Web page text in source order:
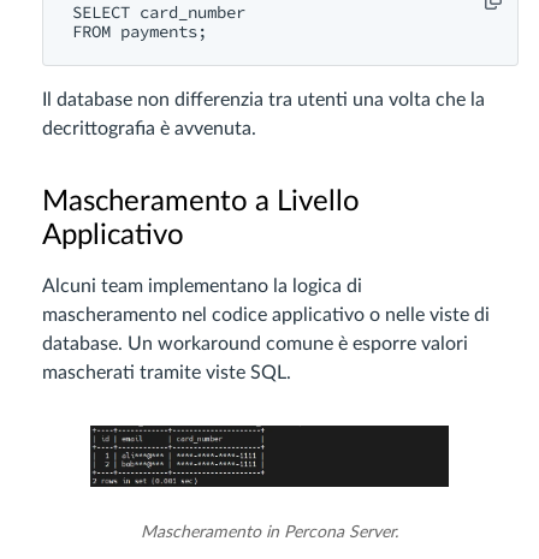
SELECT card_number
Il database non differenzia tra utenti una volta che la
decrittografia è avvenuta.
Mascheramento a Livello
Applicativo
Alcuni team implementano la logica di
mascheramento nel codice applicativo o nelle viste di
database. Un workaround comune è esporre valori
mascherati tramite viste SQL.
Mascheramento in Percona Server.